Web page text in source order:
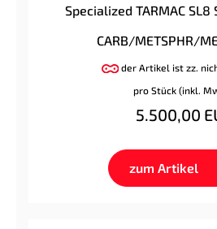
Specialized TARMAC SL8
CARB/METSPHR/
der Artikel ist zz.
pro Stück (inkl.
5.500,00
zum Artikel